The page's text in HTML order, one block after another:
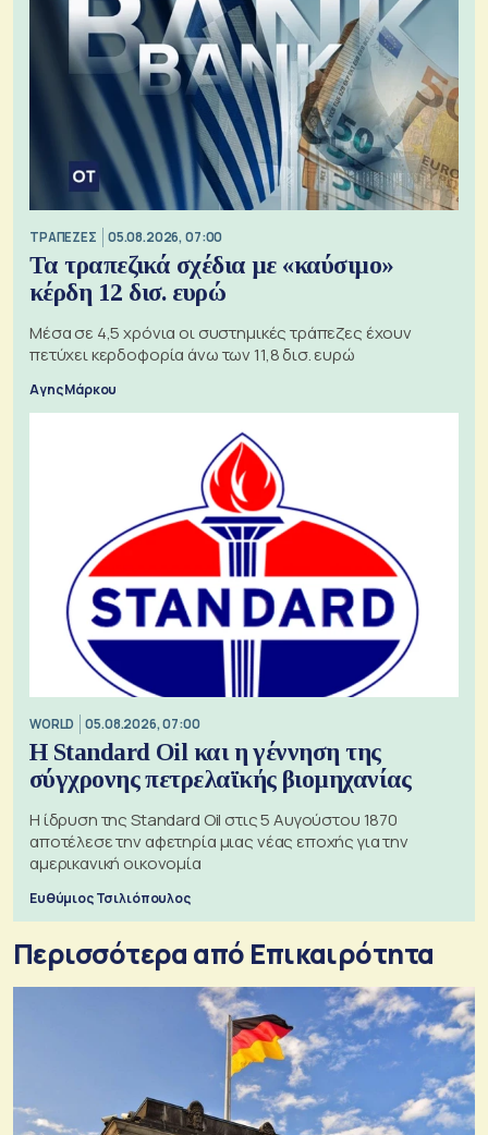
ΤΡΑΠΕΖΕΣ 05.08.2026, 07:00
Τα τραπεζικά σχέδια με «καύσιμο»
κέρδη 12 δισ. ευρώ
Μέσα σε 4,5 χρόνια οι συστημικές τράπεζες έχουν
πετύχει κερδοφορία άνω των 11,8 δισ. ευρώ
Αγης Μάρκου
WORLD 05.08.2026, 07:00
Η Standard Oil και η γέννηση της
σύγχρονης πετρελαϊκής βιομηχανίας
Η ίδρυση της Standard Oil στις 5 Αυγούστου 1870
αποτέλεσε την αφετηρία μιας νέας εποχής για την
αμερικανική οικονομία
Ευθύμιος Τσιλιόπουλος
Περισσότερα από Επικαιρότητα